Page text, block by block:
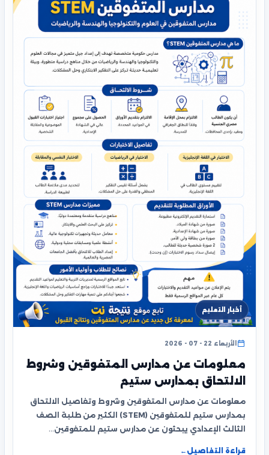
أخبار التعليم
الأربعاء 22 - 07 - 2026
معلومات عن مدارس المتفوقين وشروط
الالتحاق بمدارس ستيم
معلومات عن مدارس المتفوقين وشروط وتفاصيل الالتحاق
بمدارس ستيم للمتفوقين (STEM) الكثير من طلبة الصف
الثالث الإعدادي يبحثون عن مدارس ستيم للمتفوقين…
قراءة التفاصيل ←